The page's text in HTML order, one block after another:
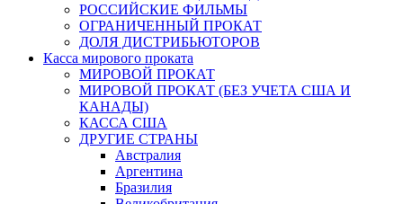
РОССИЙСКИЕ ФИЛЬМЫ
ОГРАНИЧЕННЫЙ ПРОКАТ
ДОЛЯ ДИСТРИБЬЮТОРОВ
Касса мирового проката
МИРОВОЙ ПРОКАТ
МИРОВОЙ ПРОКАТ (БЕЗ УЧЕТА США И
КАНАДЫ)
КАССА США
ДРУГИЕ СТРАНЫ
Австралия
Аргентина
Бразилия